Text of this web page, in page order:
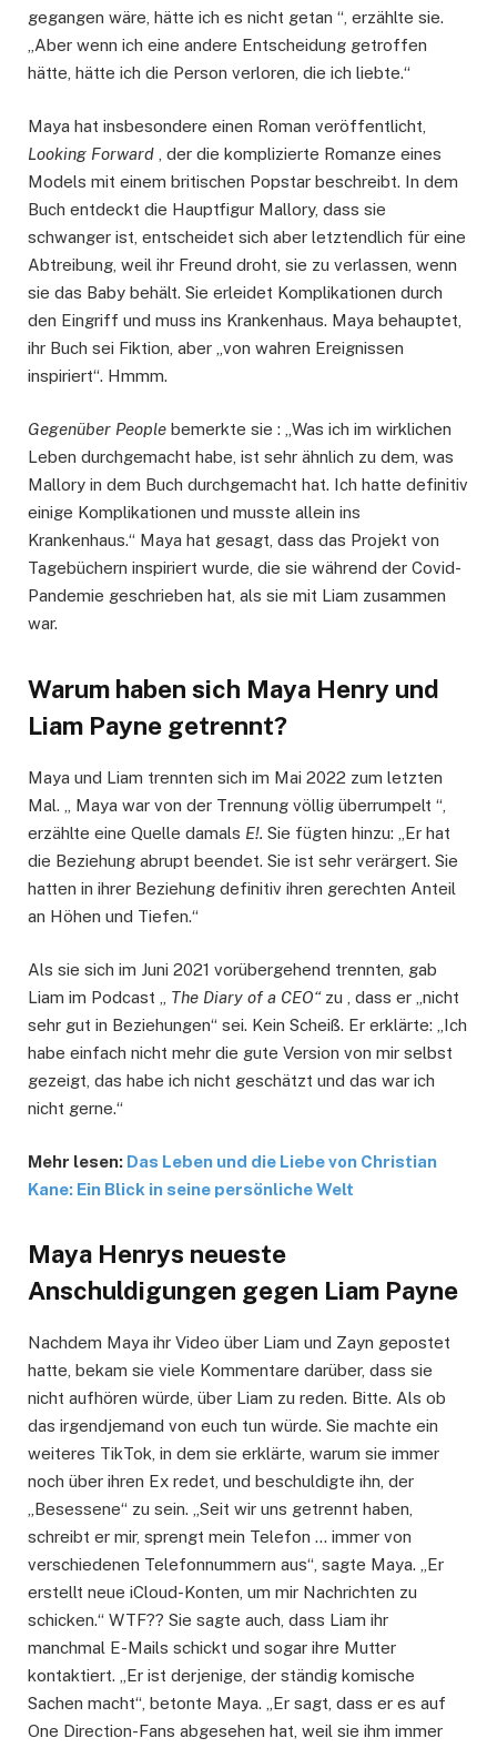
gegangen wäre, hätte ich es nicht getan “, erzählte sie.
„Aber wenn ich eine andere Entscheidung getroffen
hätte, hätte ich die Person verloren, die ich liebte.“
Maya hat insbesondere einen Roman veröffentlicht,
Looking Forward , der die komplizierte Romanze eines
Models mit einem britischen Popstar beschreibt. In dem
Buch entdeckt die Hauptfigur Mallory, dass sie
schwanger ist, entscheidet sich aber letztendlich für eine
Abtreibung, weil ihr Freund droht, sie zu verlassen, wenn
sie das Baby behält. Sie erleidet Komplikationen durch
den Eingriff und muss ins Krankenhaus. Maya behauptet,
ihr Buch sei Fiktion, aber „von wahren Ereignissen
inspiriert“. Hmmm.
Gegenüber People bemerkte sie : „Was ich im wirklichen
Leben durchgemacht habe, ist sehr ähnlich zu dem, was
Mallory in dem Buch durchgemacht hat. Ich hatte definitiv
einige Komplikationen und musste allein ins
Krankenhaus.“ Maya hat gesagt, dass das Projekt von
Tagebüchern inspiriert wurde, die sie während der Covid-
Pandemie geschrieben hat, als sie mit Liam zusammen
war.
Warum haben sich Maya Henry und
Liam Payne getrennt?
Maya und Liam trennten sich im Mai 2022 zum letzten
Mal. „ Maya war von der Trennung völlig überrumpelt “,
erzählte eine Quelle damals E!. Sie fügten hinzu: „Er hat
die Beziehung abrupt beendet. Sie ist sehr verärgert. Sie
hatten in ihrer Beziehung definitiv ihren gerechten Anteil
an Höhen und Tiefen.“
Als sie sich im Juni 2021 vorübergehend trennten, gab
Liam im Podcast „
The Diary of a CEO“zu , dass er „nicht
sehr gut in Beziehungen“ sei. Kein Scheiß. Er erklärte: „Ich
habe einfach nicht mehr die gute Version von mir selbst
gezeigt, das habe ich nicht geschätzt und das war ich
nicht gerne.“
Mehr lesen: Das Leben und die Liebe von Christian
Kane: Ein Blick in seine persönliche Welt
Maya Henrys neueste
Anschuldigungen gegen Liam Payne
Nachdem Maya ihr Video über Liam und Zayn gepostet
hatte, bekam sie viele Kommentare darüber, dass sie
nicht aufhören würde, über Liam zu reden. Bitte. Als ob
das irgendjemand von euch tun würde. Sie machte ein
weiteres TikTok, in dem sie erklärte, warum sie immer
noch über ihren Ex redet, und beschuldigte ihn, der
„Besessene“ zu sein. „Seit wir uns getrennt haben,
schreibt er mir, sprengt mein Telefon … immer von
verschiedenen Telefonnummern aus“, sagte Maya. „Er
erstellt neue iCloud-Konten, um mir Nachrichten zu
schicken.“ WTF?? Sie sagte auch, dass Liam ihr
manchmal E-Mails schickt und sogar ihre Mutter
kontaktiert. „Er ist derjenige, der ständig komische
Sachen macht“, betonte Maya. „Er sagt, dass er es auf
One Direction-Fans abgesehen hat, weil sie ihm immer